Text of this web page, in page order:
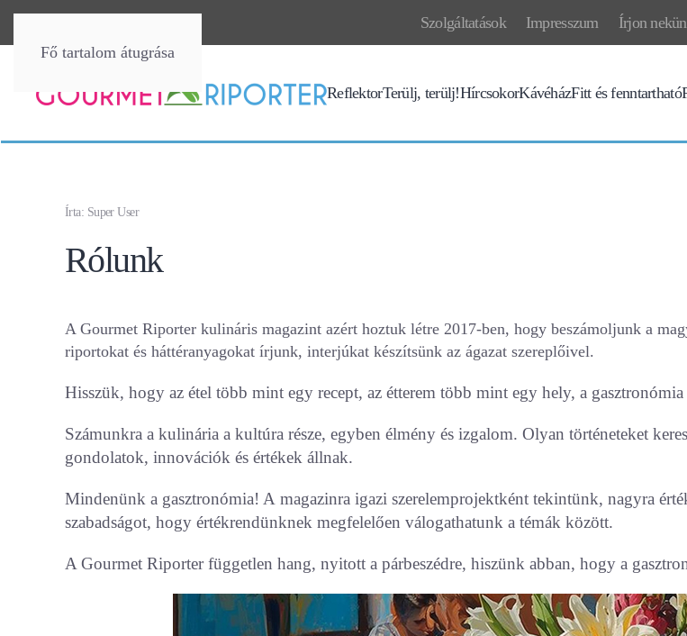
Fő tartalom átugrása
Szolgáltatások Impresszum Írjon
ReflektorTerülj, terülj!HírcsokorKávéházFitt és fenntartható
Írta: Super User
Rólunk
A Gourmet Riporter kulináris magazint azért hoztuk létre 2017-ben, hogy beszámoljunk a
riportokat és háttéranyagokat írjunk, interjúkat készítsünk az ágazat szereplőivel.
Hisszük, hogy az étel több mint egy recept, az étterem több mint egy hely, a
Számunkra a kulinária a kultúra része, egyben élmény és izgalom. Olyan történeteket
gondolatok, innovációk és értékek állnak.
Mindenünk a gasztronómia! A magazinra igazi szerelemprojektként tekintünk, nagyra
szabadságot, hogy értékrendünknek megfelelően válogathatunk a témák között.
A Gourmet Riporter független hang, nyitott a párbeszédre, hiszünk abban, hogy a